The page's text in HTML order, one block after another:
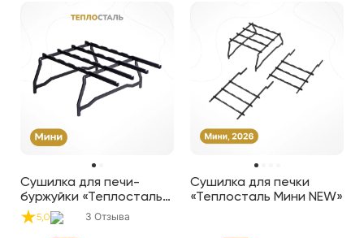
Сушилка для печи-
буржуйки «Теплосталь
Мини»
5,0 3 Отзыва
Сушилка для печки
«Теплосталь Мини NEW»